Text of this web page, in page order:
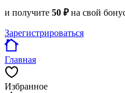
и получите 50 ₽на свой
Зарегистрироваться
Главная
Избранное